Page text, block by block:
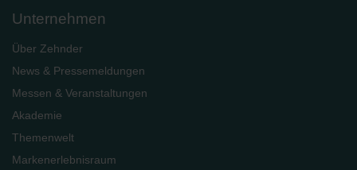
Unternehmen
Über Zehnder
News & Pressemeldungen
Messen & Veranstaltungen
Akademie
Themenwelt
Markenerlebnisraum